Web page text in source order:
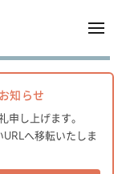
知らせ
申し上げます。
へ移転いたしま